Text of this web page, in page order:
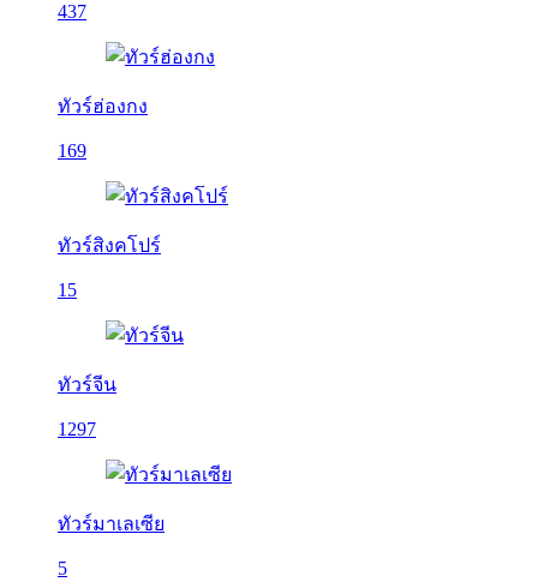
437
ทัวร์ฮ่องกง
169
ทัวร์สิงคโปร์
15
ทัวร์จีน
1297
ทัวร์มาเลเซีย
5